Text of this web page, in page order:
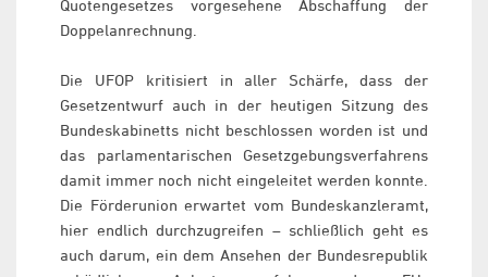
Quotengesetzes vorgesehene Abschaffung der
Doppelanrechnung.
Die UFOP kritisiert in aller Schärfe, dass der
Gesetzentwurf auch in der heutigen Sitzung des
Bundeskabinetts nicht beschlossen worden ist und
das parlamentarischen Gesetzgebungsverfahrens
damit immer noch nicht eingeleitet werden konnte.
Die Förderunion erwartet vom Bundeskanzleramt,
hier endlich durchzugreifen – schließlich geht es
auch darum, ein dem Ansehen der Bundesrepublik